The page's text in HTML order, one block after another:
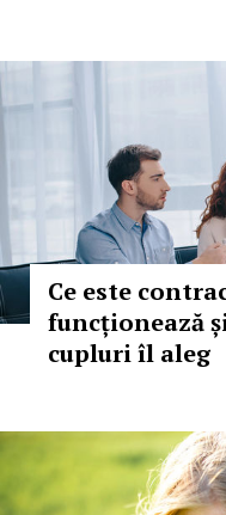
Ce este
funcționează
cupluri îl aleg